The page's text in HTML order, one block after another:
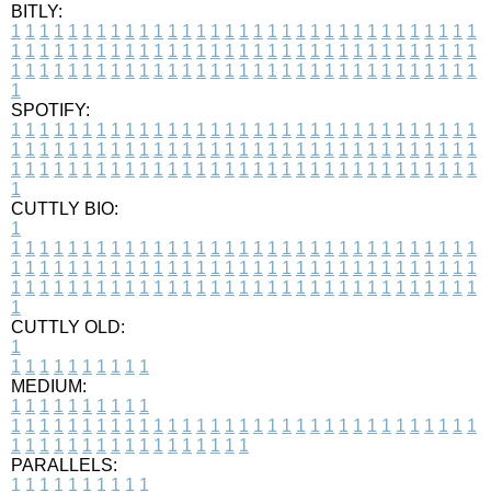
BITLY:
1 1 1 1 1 1 1 1 1 1 1 1 1 1 1 1 1 1 1 1 1 1 1 1 1 1 1 1 1 1 1 1 1
1 1 1 1 1 1 1 1 1 1 1 1 1 1 1 1 1 1 1 1 1 1 1 1 1 1 1 1 1 1 1 1 1
1 1 1 1 1 1 1 1 1 1 1 1 1 1 1 1 1 1 1 1 1 1 1 1 1 1 1 1 1 1 1 1 1
1
SPOTIFY:
1 1 1 1 1 1 1 1 1 1 1 1 1 1 1 1 1 1 1 1 1 1 1 1 1 1 1 1 1 1 1 1 1
1 1 1 1 1 1 1 1 1 1 1 1 1 1 1 1 1 1 1 1 1 1 1 1 1 1 1 1 1 1 1 1 1
1 1 1 1 1 1 1 1 1 1 1 1 1 1 1 1 1 1 1 1 1 1 1 1 1 1 1 1 1 1 1 1 1
1
CUTTLY BIO:
1
1 1 1 1 1 1 1 1 1 1 1 1 1 1 1 1 1 1 1 1 1 1 1 1 1 1 1 1 1 1 1 1 1
1 1 1 1 1 1 1 1 1 1 1 1 1 1 1 1 1 1 1 1 1 1 1 1 1 1 1 1 1 1 1 1 1
1 1 1 1 1 1 1 1 1 1 1 1 1 1 1 1 1 1 1 1 1 1 1 1 1 1 1 1 1 1 1 1 1
1
CUTTLY OLD:
1
1 1 1 1 1 1 1 1 1 1
MEDIUM:
1 1 1 1 1 1 1 1 1 1
1 1 1 1 1 1 1 1 1 1 1 1 1 1 1 1 1 1 1 1 1 1 1 1 1 1 1 1 1 1 1 1 1
1 1 1 1 1 1 1 1 1 1 1 1 1 1 1 1 1
PARALLELS:
1 1 1 1 1 1 1 1 1 1